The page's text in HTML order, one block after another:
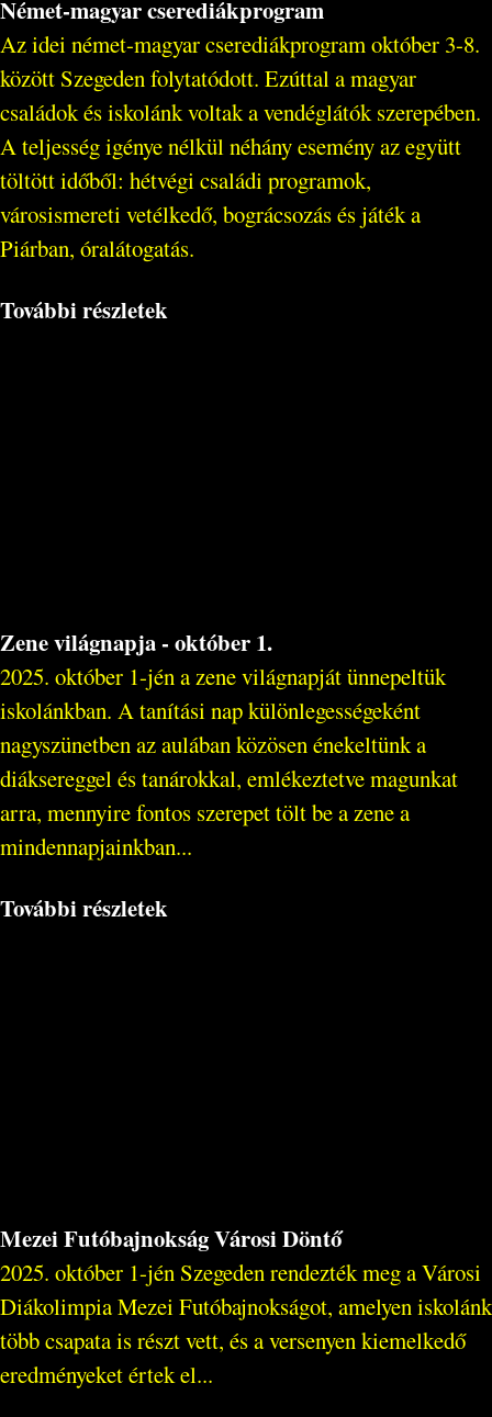
Német-magyar cserediákprogram
Az idei német-magyar cserediákprogram október 3-8.
között Szegeden folytatódott. Ezúttal a magyar
családok és iskolánk voltak a vendéglátók szerepében.
A teljesség igénye nélkül néhány esemény az együtt
töltött időből: hétvégi családi programok,
városismereti vetélkedő, bográcsozás és játék a
Piárban, óralátogatás.
További részletek
Zene világnapja - október 1.
2025. október 1-jén a zene világnapját ünnepeltük
iskolánkban. A tanítási nap különlegességeként
nagyszünetben az aulában közösen énekeltünk a
diáksereggel és tanárokkal, emlékeztetve magunkat
arra, mennyire fontos szerepet tölt be a zene a
mindennapjainkban...
További részletek
Mezei Futóbajnokság Városi Döntő
2025. október 1-jén Szegeden rendezték meg a Városi
Diákolimpia Mezei Futóbajnokságot, amelyen iskolánk
több csapata is részt vett, és a versenyen kiemelkedő
eredményeket értek el...